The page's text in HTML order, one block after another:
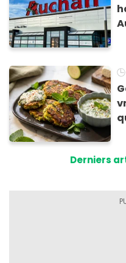
Derniers